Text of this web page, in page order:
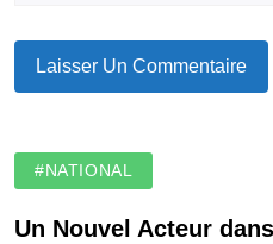
#NATIONAL
Un Nouvel Acteur